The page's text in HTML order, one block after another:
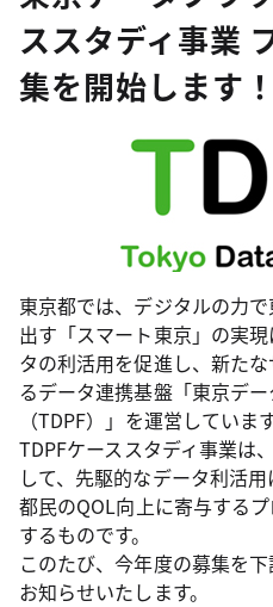
ススタディ事業
集を開始します！
東京都では、デジタルの力
出す「スマート東京」の実
タの利活用を促進し、新た
るデータ連携基盤「東京デ
（TDPF）」を運営しています
TDPFケーススタディ事業は
して、先駆的なデータ利活
都民のQOL向上に寄与する
するものです。
このたび、今年度の募集を下
お知らせいたします。